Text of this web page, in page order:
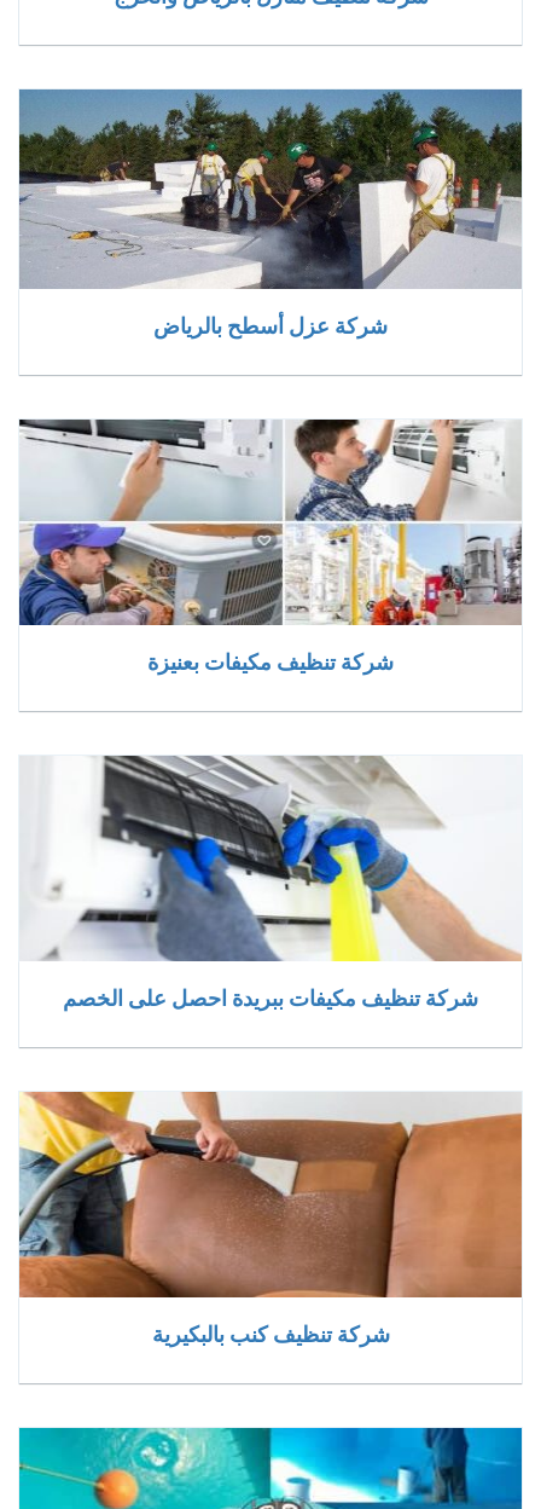
شركة عزل أسطح بالرياض
شركة تنظيف مكيفات بعنيزة
شركة تنظيف مكيفات ببريدة احصل على الخصم
شركة تنظيف كنب بالبكيرية